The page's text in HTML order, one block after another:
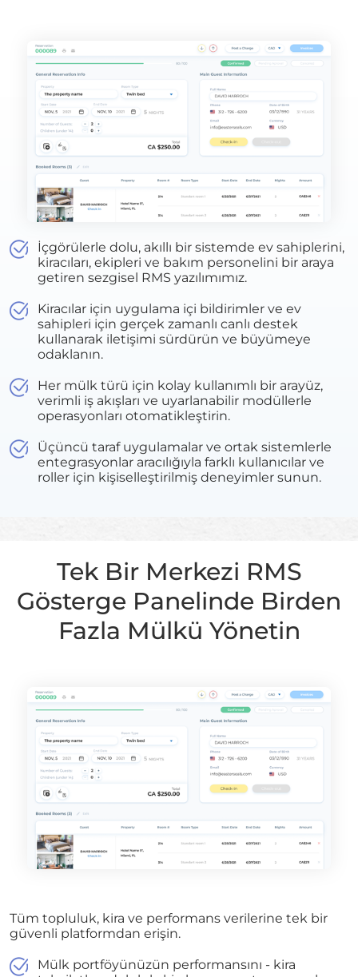
İçgörülerle dolu, akıllı bir sistemde ev sahiplerini,
kiracıları, ekipleri ve bakım personelini bir araya
getiren sezgisel RMS yazılımımız.
Kiracılar için uygulama içi bildirimler ve ev
sahipleri için gerçek zamanlı canlı destek
kullanarak iletişimi sürdürün ve büyümeye
odaklanın.
Her mülk türü için kolay kullanımlı bir arayüz,
verimli iş akışları ve uyarlanabilir modüllerle
operasyonları otomatikleştirin.
Üçüncü taraf uygulamalar ve ortak sistemlerle
entegrasyonlar aracılığıyla farklı kullanıcılar ve
roller için kişiselleştirilmiş deneyimler sunun.
Tek Bir Merkezi RMS
Gösterge Panelinde Birden
Fazla Mülkü Yönetin
Tüm topluluk, kira ve performans verilerine tek bir
güvenli platformdan erişin.
Mülk portföyünüzün performansını - kira